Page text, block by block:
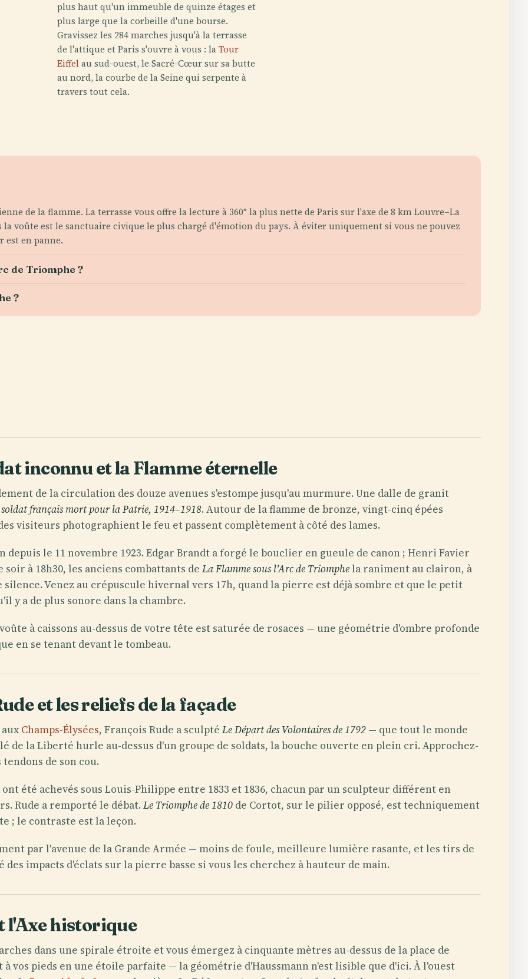
plus haut qu'un immeuble de quinze étages et
plus large que la corbeille d'une bourse.
Gravissez les 284 marches jusqu'à la terrasse
de l'attique et Paris s'ouvre à vous : laTour
Eiffelau sud-ouest, le Sacré-Cœur sur sa butte
au nord, la courbe de la Seine qui serpente à
travers tout cela.
de la flamme. La terrasse vous offre la lecture à 360° la plus nette de Paris sur l'axe de 8 km Louvre–La
la voûte est le sanctuaire civique le plus chargé d'émotion du pays. À éviter uniquement si vous ne pouvez
est en panne.
de Triomphe ?
?
inconnu et la Flamme éternelle
de la circulation des douze avenues s'estompe jusqu'au murmure. Une dalle de granit
français mort pour la Patrie, 1914–1918. Autour de la flamme de bronze, vingt-cinq épées
visiteurs photographient le feu et passent complètement à côté des lames.
le 11 novembre 1923. Edgar Brandt a forgé le bouclier en gueule de canon ; Henri Favier
à 18h30, les anciens combattants de La Flamme sous l'Arc de Triomphela raniment au clairon, à
Venez au crépuscule hivernal vers 17h, quand la pierre est déjà sombre et que le petit
y a de plus sonore dans la chambre.
à caissons au-dessus de votre tête est saturée de rosaces — une géométrie d'ombre profonde
en se tenant devant le tombeau.
et les reliefs de la façade
Champs-Élysées, François Rude a sculpté Le Départ des Volontaires de 1792 — que tout le monde
de la Liberté hurle au-dessus d'un groupe de soldats, la bouche ouverte en plein cri. Approchez-
de son cou.
été achevés sous Louis-Philippe entre 1833 et 1836, chacun par un sculpteur différent en
Rude a remporté le débat. Le Triomphe de 1810 de Cortot, sur le pilier opposé, est techniquement
; le contraste est la leçon.
par l'avenue de la Grande Armée — moins de foule, meilleure lumière rasante, et les tirs de
des impacts d'éclats sur la pierre basse si vous les cherchez à hauteur de main.
l'Axe historique
dans une spirale étroite et vous émergez à cinquante mètres au-dessus de la place de
vos pieds en une étoile parfaite — la géométrie d'Haussmann n'est lisible que d'ici. À l'ouest